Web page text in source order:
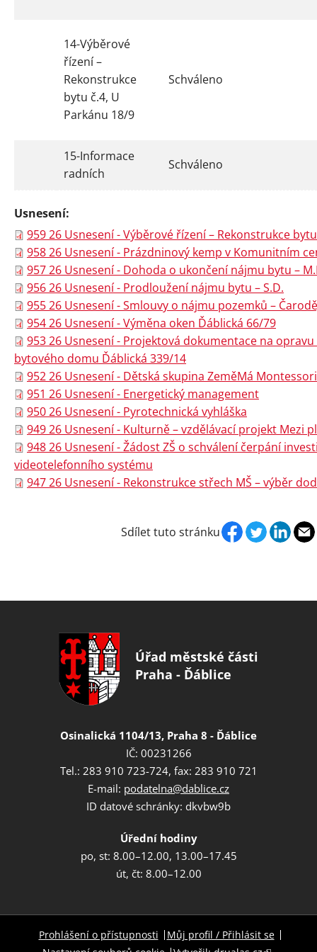
14-Výběrové
řízení –
Rekonstrukce
bytu č.4, U
Parkánu 18/9
Schváleno
15-Informace
radních
Schváleno
Usnesení:
959 26 Usnesení - Výběrové řízení – Rekonstrukce
958 26 Usnesení - Prázdninový kemp v Komunitním
957 26 Usnesení - Dohoda o ukončení nájmu bytu –
956 26 Usnesení - Prodloužení nájmu bytu – S.D.
955 26 Usnesení - Smlouvy o nájmu pozemků –
954 26 Usnesení - Výměna oken Ďáblická 66/79
953 26 Usnesení - Projektová dokumentace na
bytového domu Ďáblická 339/14
952 26 Usnesení - Dětská skupina ZeměMá Montessori
951 26 Usnesení - Energetický management
950 26 Usnesení - Pyrotechnická vyhláška
949 26 Usnesení - Kulturně – vzdělávací projekt Mezi
948 26 Usnesení - Žádost ZŠ o schválení čerpání
videotelefonního systému
947 26 Usnesení - Rekonstrukce střech MŠ – výběr
Sdílet tuto stránku
Úřad městské části
Praha - Ďáblice
Osinalická 1104/13, Praha 8 - Ďáblice
IČ: 00231266
Tel.: 283 910 723-724, fax: 283 910 721
E-mail: podatelna@dablice.cz
ID datové schránky: dkvbw9b
Úřední hodiny
po, st: 8.00–12.00, 13.00–17.45
út, čt: 8.00–12.00
Prohlášení o přístupnosti
Můj profil / Přihlásit se